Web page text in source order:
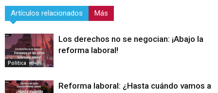
Artículos relacionados Más
Politica
Los derechos no se negocian: ¡Abajo la
reforma laboral!
Reforma laboral: ¿Hasta cuándo vamos a